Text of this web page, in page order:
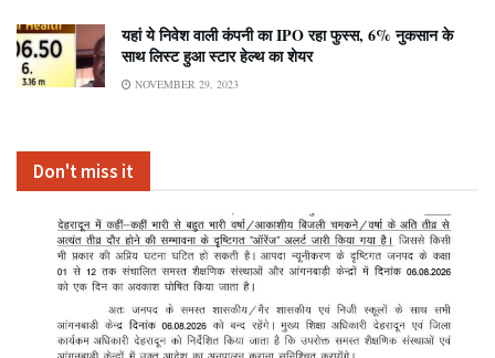
यहां ये निवेश वाली कंपनी का IPO रहा फुस्स, 6% नुकसान के
साथ लिस्ट हुआ स्टार हेल्थ का शेयर
NOVEMBER 29, 2023
Don't miss it